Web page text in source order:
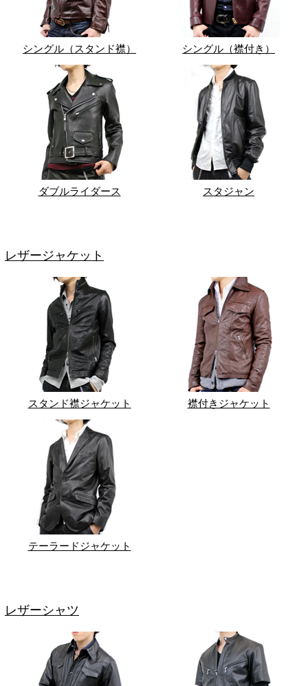
シングル（スタンド襟） シングル（襟付き）
ダブルライダース スタジャン
レザージャケット
スタンド襟ジャケット 襟付きジャケット
テーラードジャケット
レザーシャツ